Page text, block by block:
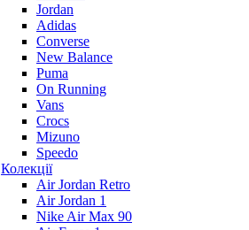
Jordan
Adidas
Converse
New Balance
Puma
On Running
Vans
Crocs
Mizuno
Speedo
Колекції
Air Jordan Retro
Air Jordan 1
Nike Air Max 90